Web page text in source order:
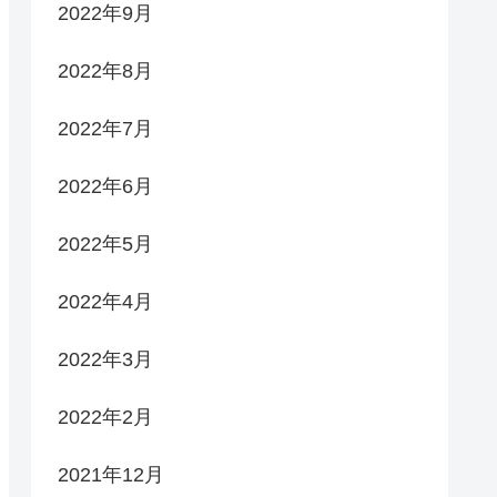
2022年9月
2022年8月
2022年7月
2022年6月
2022年5月
2022年4月
2022年3月
2022年2月
2021年12月